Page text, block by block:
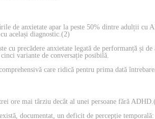
de anxietate apar la peste 50% dintre adulții
același diagnostic.(2)
precădere anxietate legată de performanță și
variante de conversație posibilă.
care ridică pentru prima dată
ore mai târziu decât al unei persoane fără
documentat, un deficit de percepție